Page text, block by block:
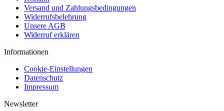
Versand und Zahlungsbedingungen
Widerrufsbelehrung
Unsere AGB
Widerruf erklären
Informationen
Cookie-Einstellungen
Datenschutz
Impressum
Newsletter